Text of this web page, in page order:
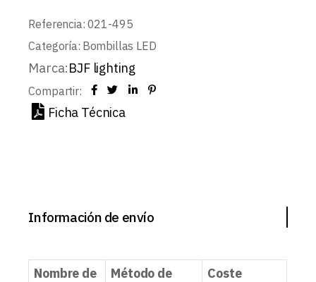
Referencia: 021-495
Categoría: Bombillas LED
Marca:BJF lighting
Compartir:
Ficha Técnica
Información de envío
Nombre de
Método de
Coste